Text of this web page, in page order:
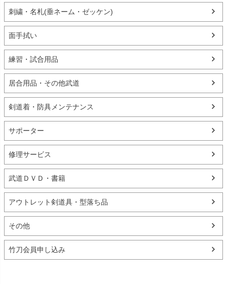
刺繍・名札(垂ネーム・ゼッケン)
面手拭い
練習・試合用品
居合用品・その他武道
剣道着・防具メンテナンス
サポーター
修理サービス
武道ＤＶＤ・書籍
アウトレット剣道具・型落ち品
その他
竹刀会員申し込み